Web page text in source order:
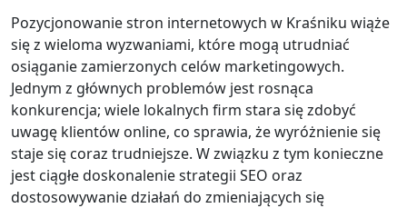
Pozycjonowanie stron internetowych w Kraśniku wiąże
się z wieloma wyzwaniami, które mogą utrudniać
osiąganie zamierzonych celów marketingowych.
Jednym z głównych problemów jest rosnąca
konkurencja; wiele lokalnych firm stara się zdobyć
uwagę klientów online, co sprawia, że wyróżnienie się
staje się coraz trudniejsze. W związku z tym konieczne
jest ciągłe doskonalenie strategii SEO oraz
dostosowywanie działań do zmieniających się